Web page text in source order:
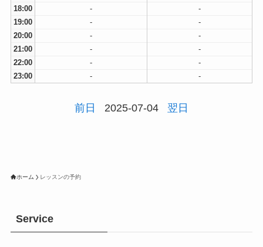
18:00
-
-
19:00
-
-
20:00
-
-
21:00
-
-
22:00
-
-
23:00
- -
前日 2025-07-04 翌日
ホーム レッスンの予約
Service